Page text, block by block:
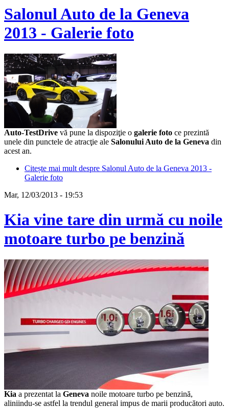
Salonul Auto de la Geneva
2013 - Galerie foto
Auto-TestDrive vă pune la dispoziţie o galerie foto ce prezintă
unele din punctele de atracţie ale Salonului Auto de la Geneva din
acest an.
Citește mai mult despre Salonul Auto de la Geneva 2013 -
Galerie foto
Mar, 12/03/2013 - 19:53
Kia vine tare din urmă cu noile
motoare turbo pe benzină
Kia a prezentat la Geneva noile motoare turbo pe benzină,
aliniindu-se astfel la trendul general impus de marii producători auto.